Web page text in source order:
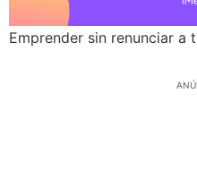
Emprender sin renunciar a